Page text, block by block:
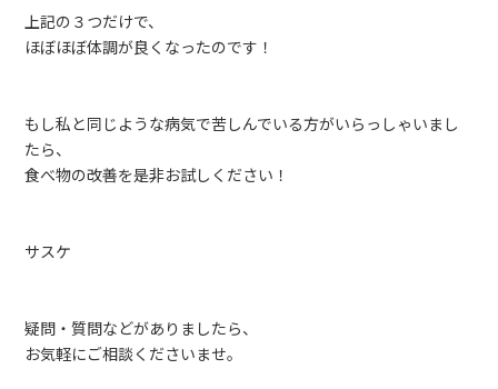
上記の３つだけで、
ほぼほぼ体調が良くなったのです！
もし私と同じような病気で苦しんでいる方がいらっしゃいまし
たら、
食べ物の改善を是非お試しください！
サスケ
疑問・質問などがありましたら、
お気軽にご相談くださいませ。